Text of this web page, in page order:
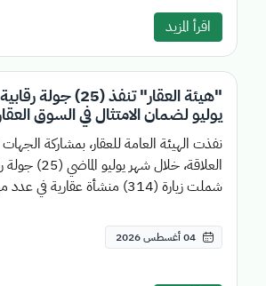
اقرأ المزيد
"هيئة العقار" تنفذ
يوليو لضمان الامتثال في السوق
نفذت الهيئة العامة للعقار، بمشاركة
العلاقة، خلال شهر
شملت زيارة (314) منشأة عقارية في عدد من...
04 أغسطس 2026